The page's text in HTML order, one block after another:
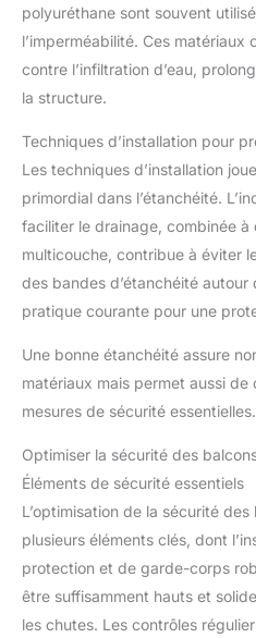
polyuréthane sont souvent
l’imperméabilité. Ces
contre l’infiltration d’eau,
la structure.
Techniques d’installation pour
Les techniques d’installation
primordial dans l’étanchéité.
faciliter le drainage, combinée
multicouche, contribue à éviter
des bandes d’étanchéité
pratique courante pour une
Une bonne étanchéité assure
matériaux mais permet aussi
mesures de sécurité essentielles.
Optimiser la sécurité des
Éléments de sécurité essentiels
L’optimisation de la sécurité
plusieurs éléments clés, dont
protection et de garde-corps
être suffisamment hauts et
les chutes. Les contrôles